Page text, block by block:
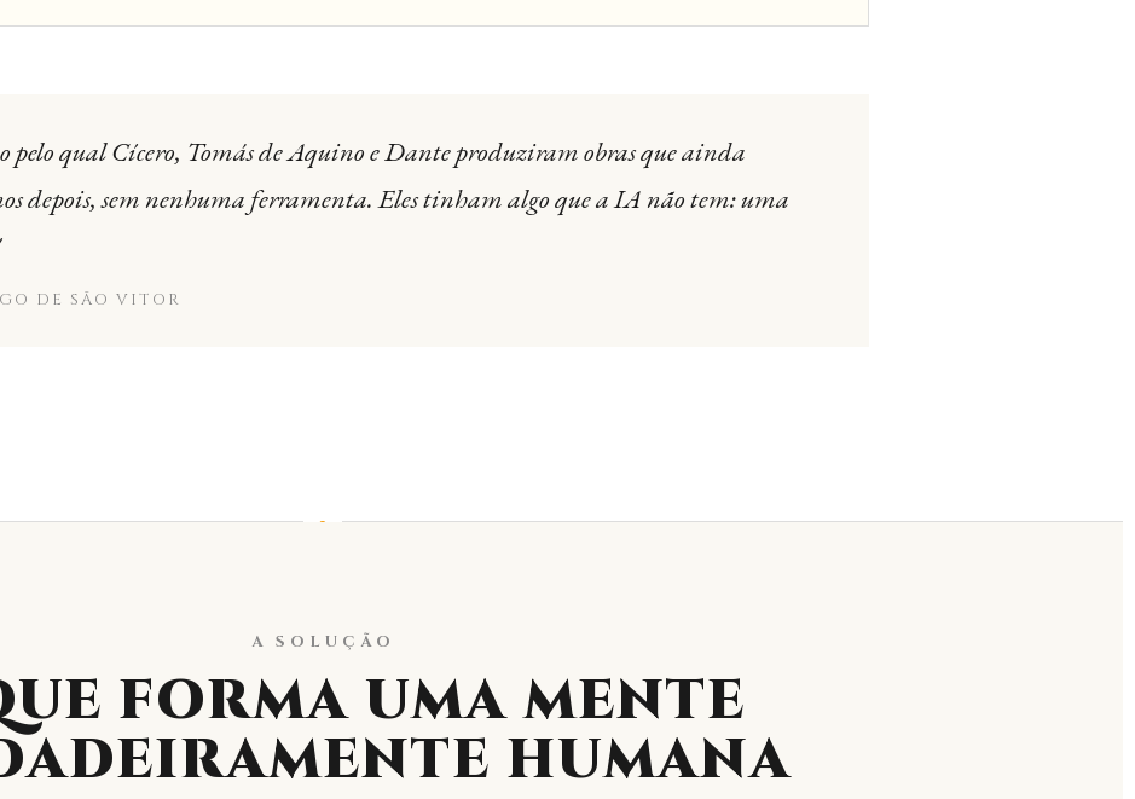
pelo qual Cícero, Tomás de Aquino e Dante produziram obras que ainda
depois, sem nenhuma ferramenta. Eles tinham algo que a IA não tem: uma
DE SÃO VITOR
A SOLUÇÃO
FORMA UMA MENTE
HUMANA